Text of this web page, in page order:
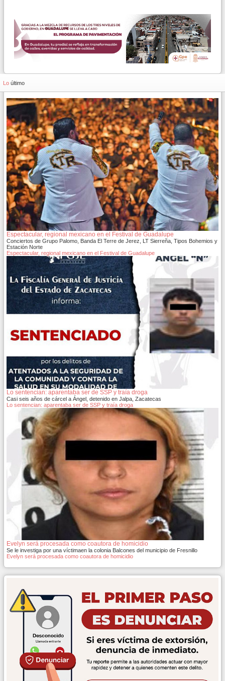
Lo último
Espectacular, regional mexicano en el Festival de Guadalupe
Conciertos de Grupo Palomo, Banda El Terre de Jerez, LT Sierreña, Tipos Bohemios y
Estación Norte
Espectacular, regional mexicano en el Festival de Guadalupe
Lo sentencian: aparentaba ser de SSP y traía droga
Casi seis años de cárcel a Ángel, detenido en Jalpa, Zacatecas
Lo sentencian: aparentaba ser de SSP y traía droga
Evelyn será procesada como coautora de homicidio
Se le investiga por una víctimaen la colonia Balcones del municipio de Fresnillo
Evelyn será procesada como coautora de homicidio